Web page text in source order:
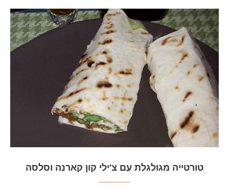
טורטייה מגולגלת עם צ'ילי קון קארנה וסלסה